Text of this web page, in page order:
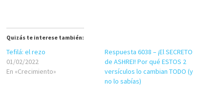
Quizás te interese también:
Tefilá: el rezo
01/02/2022
En «Crecimiento»
Respuesta 6038 – ¡El SECRETO
de ASHREI! Por qué ESTOS 2
versículos lo cambian TODO (y
no lo sabías)